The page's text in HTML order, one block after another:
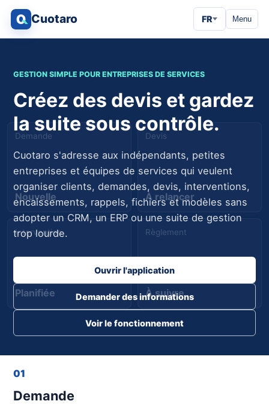
Cuotaro FR Menu
Demande
Nouvelle
Devis
À relancer
Intervention
Planifiée
Règlement
À suivre
GESTION SIMPLE POUR ENTREPRISES DE SERVICES
Créez des devis et gardez
la suite sous contrôle.
Cuotaro s'adresse aux indépendants, petites
entreprises et équipes de services qui veulent
organiser clients, demandes, devis, interventions,
encaissements, rappels, fichiers et modèles sans
adopter un CRM, un ERP ou une suite de gestion
trop lourde.
Ouvrir l'application
Demander des informations
Voir le fonctionnement
01
Demande